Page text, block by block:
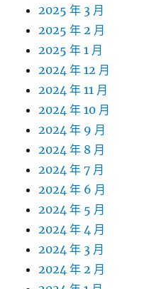
2025 年 3 月
2025 年 2 月
2025 年 1 月
2024 年 12 月
2024 年 11 月
2024 年 10 月
2024 年 9 月
2024 年 8 月
2024 年 7 月
2024 年 6 月
2024 年 5 月
2024 年 4 月
2024 年 3 月
2024 年 2 月